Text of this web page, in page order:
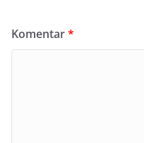
Komentar*